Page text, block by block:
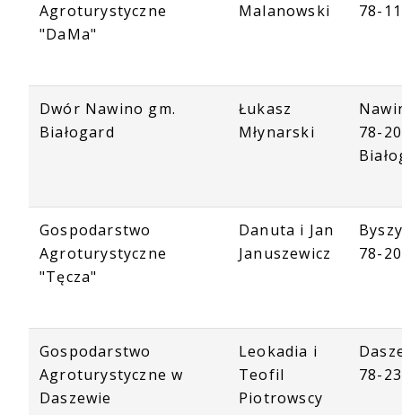
Agroturystyczne
"DaMa"
Malanowski
78-
Dwór Nawino gm.
Białogard
Łukasz
Młynarski
78-
Gospodarstwo
Agroturystyczne
"Tęcza"
Danuta i Jan
Januszewicz
78-
Gospodarstwo
Agroturystyczne w
Daszewie
Leokadia i
Teofil
Piotrowscy
78-